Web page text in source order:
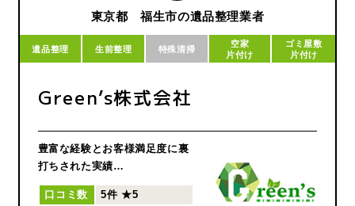
東京都 福生市の遺品整理業者
遺品整理 生前整理 特殊清掃
空家
片付け
ゴミ屋敷
片付け
Green’s株式会社
豊富な経験とお客様満足度に裏
打ちされた実績
少数精鋭で迅速な対応も自慢の
一つ明朗会計と買い取りによる
口コミ数 5件 ★5